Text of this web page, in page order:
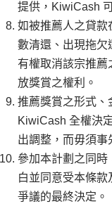
提供，KiwiCash
如被推薦人之貸款
數清還、出現拖
有權取消該宗推薦
放獎賞之權利。
推薦獎賞之形式、
KiwiCash 全權決
出調整，而毋須事
參加本計劃之同時
白並同意受本條
爭議的最終決定。